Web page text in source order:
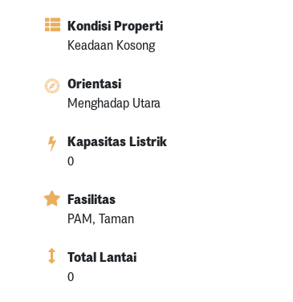
Kondisi Properti
Keadaan Kosong
Orientasi
Menghadap Utara
Kapasitas Listrik
0
Fasilitas
PAM, Taman
Total Lantai
0